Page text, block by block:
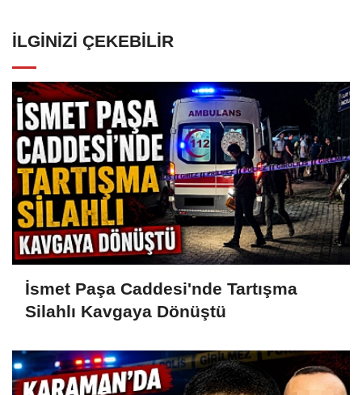
İLGINIZI ÇEKEBILIR
İsmet Paşa Caddesi'nde Tartışma
Silahlı Kavgaya Dönüştü